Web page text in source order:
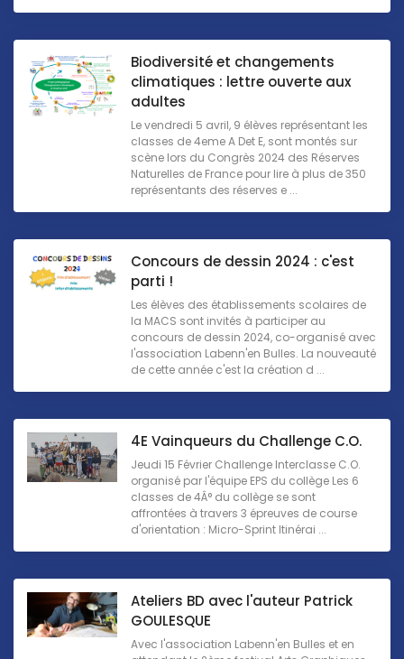
Biodiversité et changements
climatiques : lettre ouverte aux
adultes
Le vendredi 5 avril, 9 élèves représentant les
classes de 4eme A Det E, sont montés sur
scène lors du Congrès 2024 des Réserves
Naturelles de France pour lire à plus de 350
représentants des réserves e ...
Concours de dessin 2024 : c'est
parti !
Les élèves des établissements scolaires de
la MACS sont invités à participer au
concours de dessin 2024, co-organisé avec
l'association Labenn'en Bulles. La nouveauté
de cette année c'est la création d ...
4E Vainqueurs du Challenge C.O.
Jeudi 15 Février Challenge Interclasse C.O.
organisé par l'équipe EPS du collège Les 6
classes de 4Â° du collège se sont
affrontées à travers 3 épreuves de course
d'orientation : Micro-Sprint Itinérai ...
Ateliers BD avec l'auteur Patrick
GOULESQUE
Avec l'association Labenn'en Bulles et en